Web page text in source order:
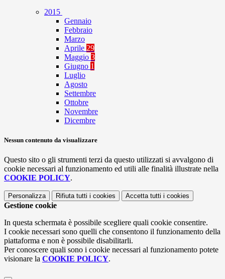
2015
Gennaio
Febbraio
Marzo
Aprile 29
Maggio 3
Giugno 1
Luglio
Agosto
Settembre
Ottobre
Novembre
Dicembre
Nessun contenuto da visualizzare
Questo sito o gli strumenti terzi da questo utilizzati si avvalgono di
cookie necessari al funzionamento ed utili alle finalità illustrate nella
COOKIE POLICY.
Personalizza Rifiuta tutti i cookies Accetta tutti i cookies
Gestione cookie
In questa schermata è possibile scegliere quali cookie consentire.
I cookie necessari sono quelli che consentono il funzionamento della
piattaforma e non è possibile disabilitarli.
Per conoscere quali sono i cookie necessari al funzionamento potete
visionare la COOKIE POLICY.